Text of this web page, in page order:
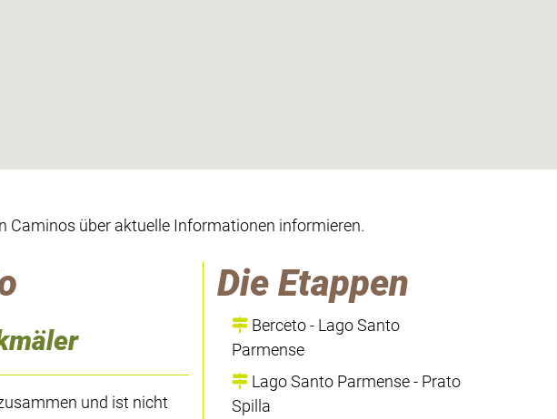
Caminos über aktuelle Informationen informieren.
und ist nicht
Die Etappen
Berceto - Lago Santo
Parmense
Lago Santo Parmense - Prato
Spilla